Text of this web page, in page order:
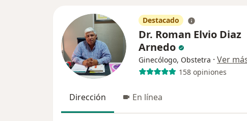
Destacado
Dr. Roman Elvio Diaz
Arnedo
Ginecólogo, Obstetra · Ver
158 opiniones
Dirección En línea